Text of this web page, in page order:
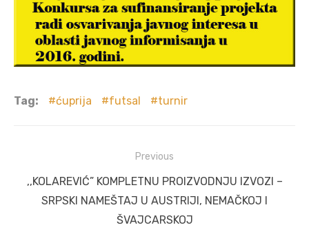
Tag: ćuprija futsal turnir
navigation
Previous
Previous
post:
,,KOLAREVIĆ” KOMPLETNU PROIZVODNJU IZVOZI –
SRPSKI NAMEŠTAJ U AUSTRIJI, NEMAČKOJ I
ŠVAJCARSKOJ